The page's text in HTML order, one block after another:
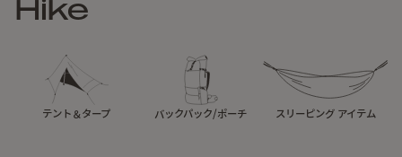
Hike
テント＆タープ バックパック/ポーチ スリーピング アイテム